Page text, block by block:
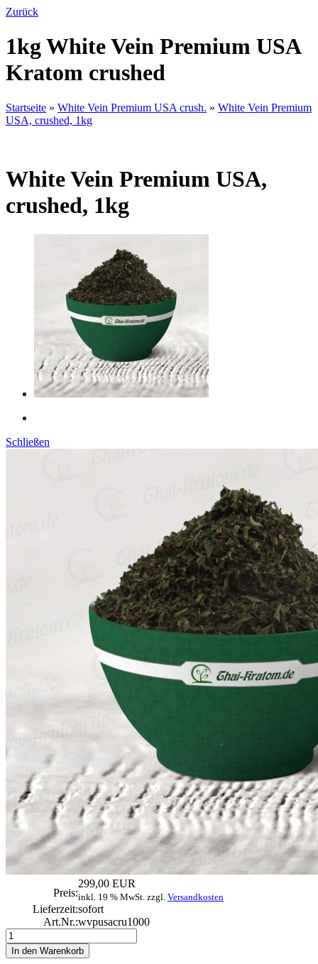
Zurück
1kg White Vein Premium USA
Kratom crushed
Startseite » White Vein Premium USA crush. » White Vein Premium
USA, crushed, 1kg
White Vein Premium USA,
crushed, 1kg
Schließen
Preis:
299,00 EUR
inkl. 19 % MwSt. zzgl. Versandkosten
Lieferzeit:sofort
Art.Nr.:wvpusacru1000